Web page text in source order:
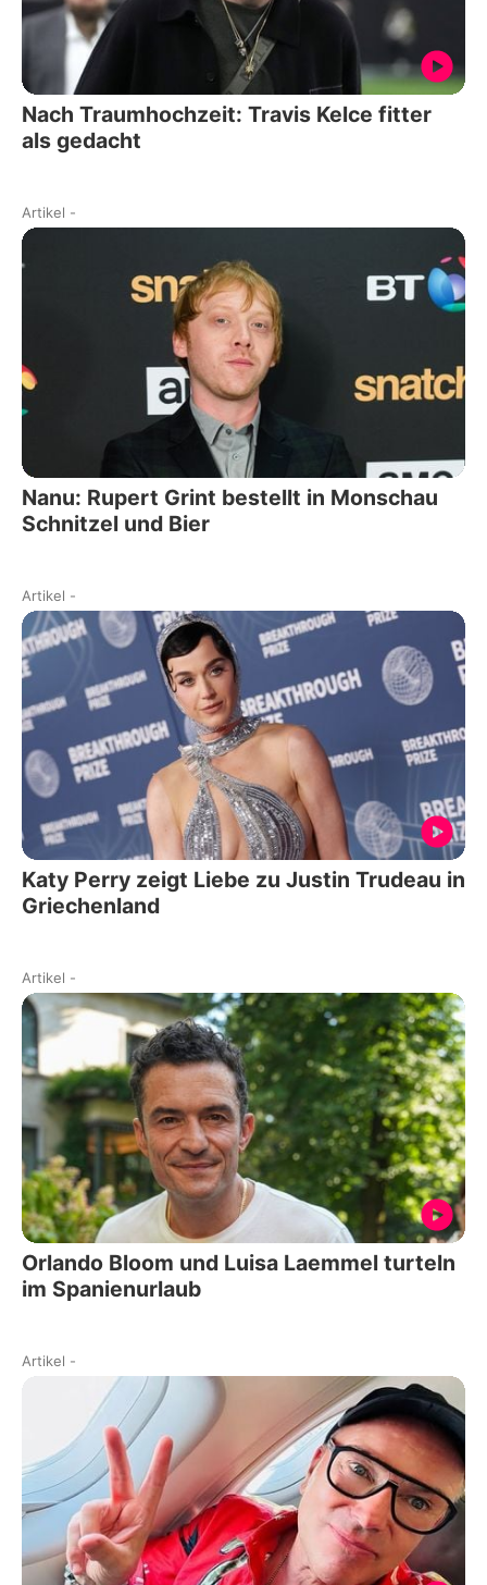
Nach Traumhochzeit: Travis Kelce fitter
als gedacht
Artikel -
Nanu: Rupert Grint bestellt in Monschau
Schnitzel und Bier
Artikel -
Katy Perry zeigt Liebe zu Justin Trudeau in
Griechenland
Artikel -
Orlando Bloom und Luisa Laemmel turteln
im Spanienurlaub
Artikel -